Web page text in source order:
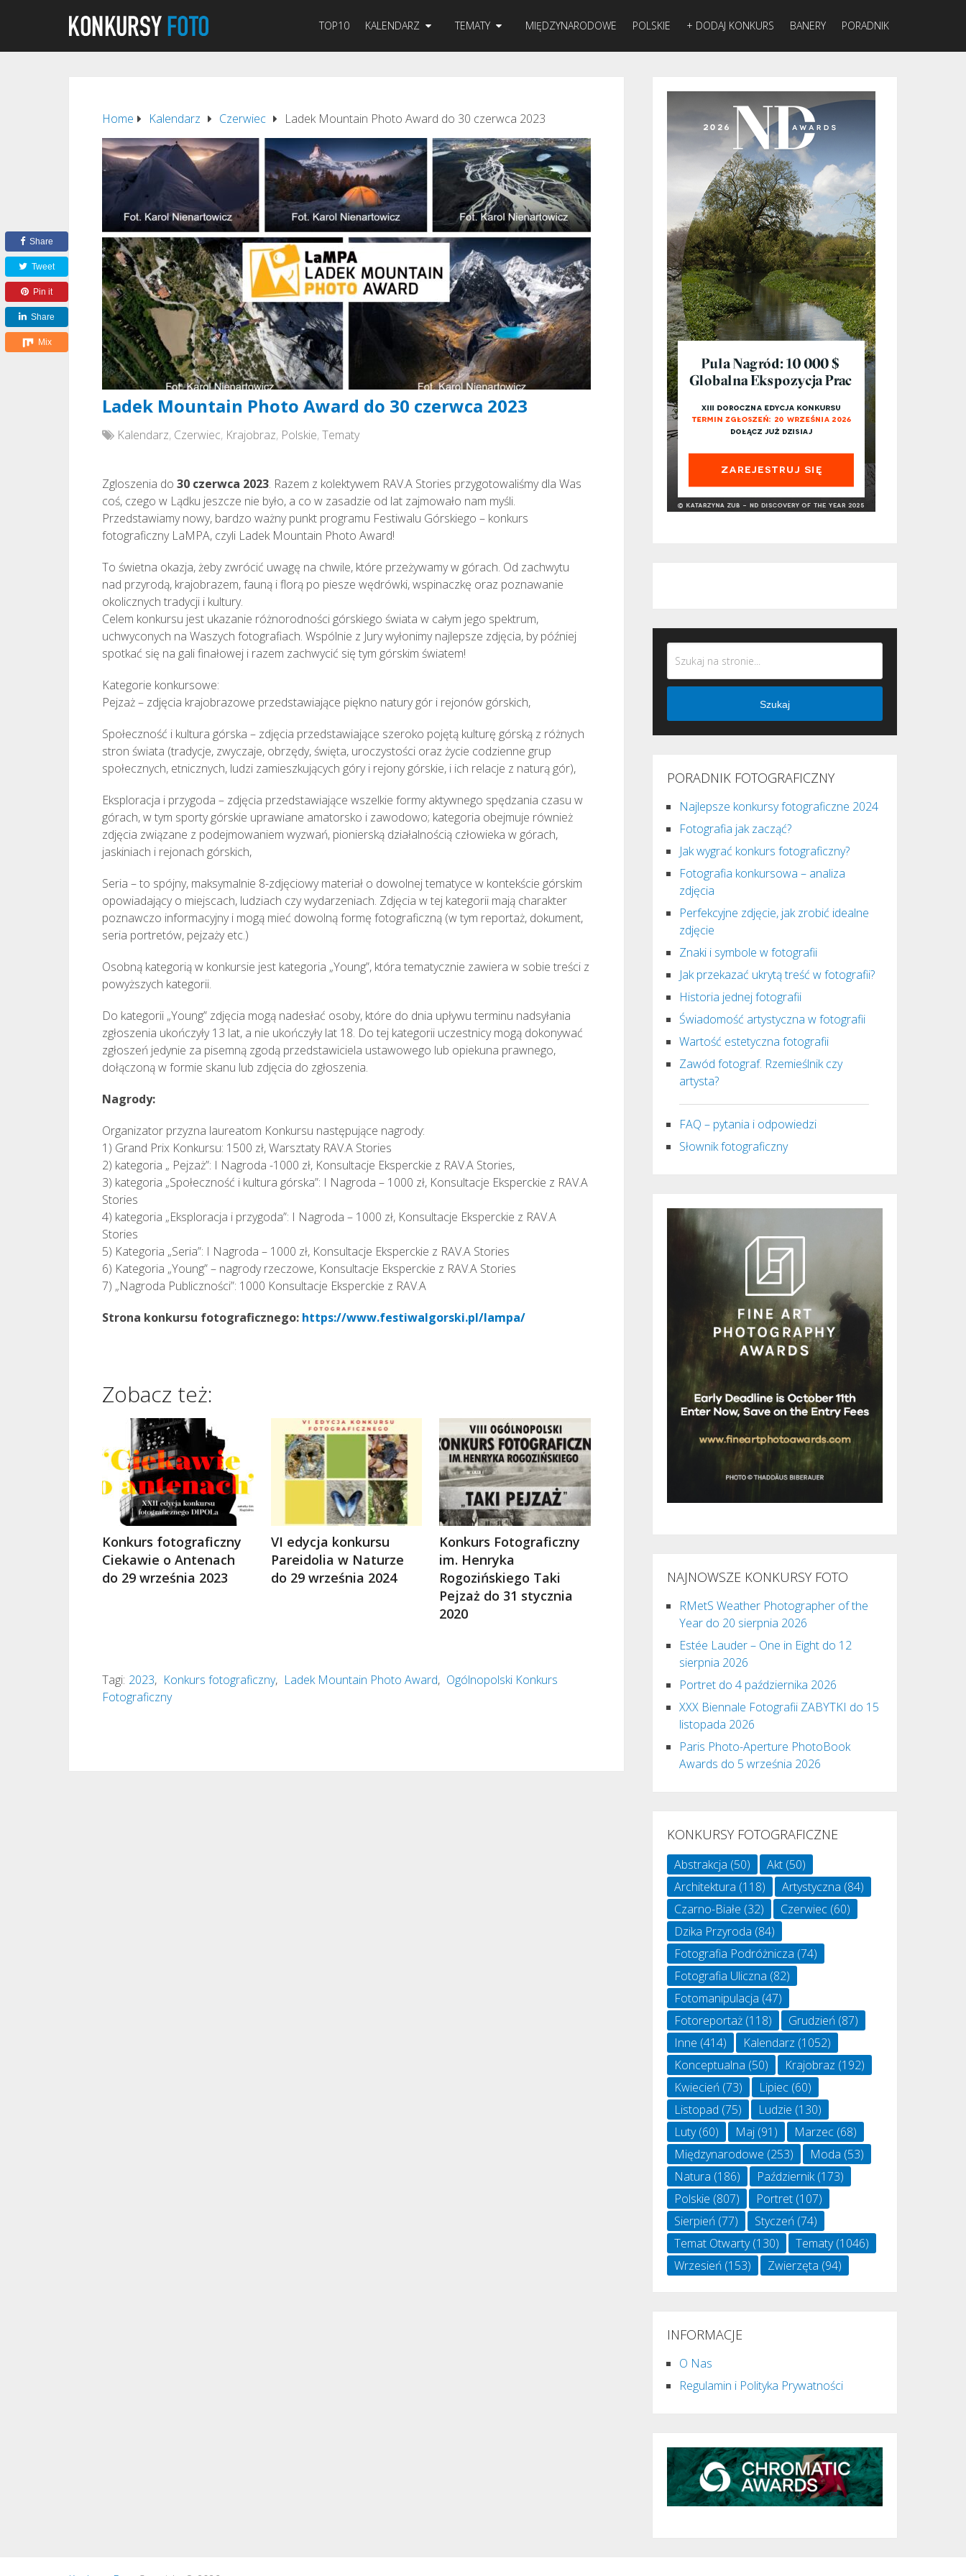
TOP10 KALENDARZ TEMATY MIĘDZYNARODOWE POLSKIE + DODAJ KONKURS BANERY PORADNIK
Home Kalendarz Czerwiec Ladek Mountain Photo Award do 30 czerwca 2023
Ladek Mountain Photo Award do 30 czerwca 2023
Kalendarz, Czerwiec, Krajobraz, Polskie,Tematy
Zgloszenia do 30 czerwca 2023. Razem z kolektywem RAV.A Stories przygotowaliśmy dla Was
coś, czego w Lądku jeszcze nie było, a co w zasadzie od lat zajmowało nam myśli.
Przedstawiamy nowy, bardzo ważny punkt programu Festiwalu Górskiego – konkurs
fotograficzny LaMPA, czyli Ladek Mountain Photo Award!
To świetna okazja, żeby zwrócić uwagę na chwile, które przeżywamy w górach. Od zachwytu
nad przyrodą, krajobrazem, fauną i florą po piesze wędrówki, wspinaczkę oraz poznawanie
okolicznych tradycji i kultury.
Celem konkursu jest ukazanie różnorodności górskiego świata w całym jego spektrum,
uchwyconych na Waszych fotografiach. Wspólnie z Jury wyłonimy najlepsze zdjęcia, by później
spotkać się na gali finałowej i razem zachwycić się tym górskim światem!
Kategorie konkursowe:
Pejzaż – zdjęcia krajobrazowe przedstawiające piękno natury gór i rejonów górskich,
Społeczność i kultura górska – zdjęcia przedstawiające szeroko pojętą kulturę górską z różnych
stron świata (tradycje, zwyczaje, obrzędy, święta, uroczystości oraz życie codzienne grup
społecznych, etnicznych, ludzi zamieszkujących góry i rejony górskie, i ich relacje z naturą gór),
Eksploracja i przygoda – zdjęcia przedstawiające wszelkie formy aktywnego spędzania czasu w
górach, w tym sporty górskie uprawiane amatorsko i zawodowo; kategoria obejmuje również
zdjęcia związane z podejmowaniem wyzwań, pionierską działalnością człowieka w górach,
jaskiniach i rejonach górskich,
Seria – to spójny, maksymalnie 8-zdjęciowy materiał o dowolnej tematyce w kontekście górskim
opowiadający o miejscach, ludziach czy wydarzeniach. Zdjęcia w tej kategorii mają charakter
poznawczo informacyjny i mogą mieć dowolną formę fotograficzną (w tym reportaż, dokument,
seria portretów, pejzaży etc.)
Osobną kategorią w konkursie jest kategoria „Young”, która tematycznie zawiera w sobie treści z
powyższych kategorii.
Do kategorii „Young” zdjęcia mogą nadesłać osoby, które do dnia upływu terminu nadsyłania
zgłoszenia ukończyły 13 lat, a nie ukończyły lat 18. Do tej kategorii uczestnicy mogą dokonywać
zgłoszeń jedynie za pisemną zgodą przedstawiciela ustawowego lub opiekuna prawnego,
dołączoną w formie skanu lub zdjęcia do zgłoszenia.
Nagrody:
Organizator przyzna laureatom Konkursu następujące nagrody:
1) Grand Prix Konkursu: 1500 zł, Warsztaty RAV.A Stories
2) kategoria „ Pejzaż”: I Nagroda -1000 zł, Konsultacje Eksperckie z RAV.A Stories,
3) kategoria „Społeczność i kultura górska”: I Nagroda – 1000 zł, Konsultacje Eksperckie z RAV.A
Stories
4) kategoria „Eksploracja i przygoda”: I Nagroda – 1000 zł, Konsultacje Eksperckie z RAV.A
Stories
5) Kategoria „Seria”: I Nagroda – 1000 zł, Konsultacje Eksperckie z RAV.A Stories
6) Kategoria „Young” – nagrody rzeczowe, Konsultacje Eksperckie z RAV.A Stories
7) „Nagroda Publiczności”: 1000 Konsultacje Eksperckie z RAV.A
Strona konkursu fotograficznego: https://www.festiwalgorski.pl/lampa/
Share
Tweet
Pin it
Share
Mix
Zobacz też:
Konkurs fotograficzny
Ciekawie o Antenach
do 29 września 2023
VI edycja konkursu
Pareidolia w Naturze
do 29 września 2024
Konkurs Fotograficzny
im. Henryka
Rogozińskiego Taki
Pejzaż do 31 stycznia
2020
Tagi: 2023, Konkurs fotograficzny, Ladek Mountain Photo Award, Ogólnopolski Konkurs
Fotograficzny
Szukaj
PORADNIK FOTOGRAFICZNY
Najlepsze konkursy fotograficzne 2024
Fotografia jak zacząć?
Jak wygrać konkurs fotograficzny?
Fotografia konkursowa – analiza
zdjęcia
Perfekcyjne zdjęcie, jak zrobić idealne
zdjęcie
Znaki i symbole w fotografii
Jak przekazać ukrytą treść w fotografii?
Historia jednej fotografii
Świadomość artystyczna w fotografii
Wartość estetyczna fotografii
Zawód fotograf. Rzemieślnik czy
artysta?
FAQ – pytania i odpowiedzi
Słownik fotograficzny
NAJNOWSZE KONKURSY FOTO
RMetS Weather Photographer of the
Year do 20 sierpnia 2026
Estée Lauder – One in Eight do 12
sierpnia 2026
Portret do 4 października 2026
XXX Biennale Fotografii ZABYTKI do 15
listopada 2026
Paris Photo-Aperture PhotoBook
Awards do 5 września 2026
KONKURSY FOTOGRAFICZNE
Abstrakcja (50) Akt (50)
Architektura (118) Artystyczna (84)
Czarno-Białe (32) Czerwiec (60)
Dzika Przyroda (84)
Fotografia Podróżnicza (74)
Fotografia Uliczna (82)
Fotomanipulacja (47)
Fotoreportaż (118) Grudzień (87)
Inne (414) Kalendarz (1052)
Konceptualna (50) Krajobraz (192)
Kwiecień (73) Lipiec (60)
Listopad (75) Ludzie (130)
Luty(60) Maj (91) Marzec (68)
Międzynarodowe (253) Moda (53)
Natura (186) Październik(173)
Polskie (807) Portret (107)
Sierpień (77) Styczeń (74)
Temat Otwarty(130) Tematy(1046)
Wrzesień (153) Zwierzęta (94)
INFORMACJE
O Nas
Regulamin i Polityka Prywatności